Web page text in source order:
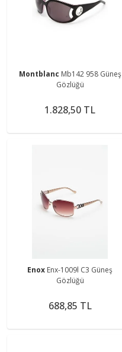
Montblanc Mb142 958 Güneş
Gözlüğü
1.828,50 TL
Enox Enx-1009l C3 Güneş
Gözlüğü
688,85 TL